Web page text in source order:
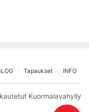
INFO
Tapaukset